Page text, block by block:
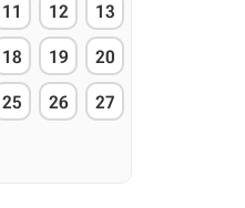
11 12 13
18 19 20
25 26 27